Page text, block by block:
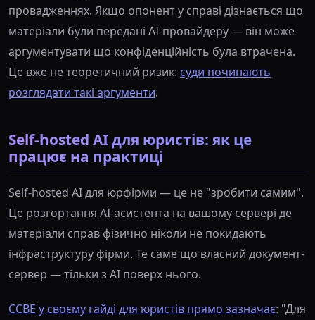
провадженнях. Якщо опонент у справі дізнається що
матеріали були передані AI-провайдеру — він може
аргументувати що конфіденційність була втрачена.
Це вже не теоретичний ризик: суди починають
розглядати такі аргументи.
Self-hosted AI для юристів: як це
працює на практиці
Self-hosted AI для юрфірми — це не "зробити самим".
Це розгортання AI-асистента на вашому сервері де
матеріали справ фізично ніколи не покидають
інфраструктуру фірми. Те саме що власний документ-
сервер — тільки з AI поверх нього.
CCBE у своєму гайді для юристів прямо зазначає: "Для